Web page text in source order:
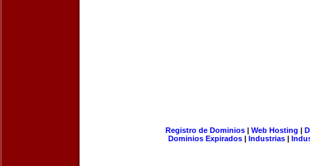
Registro de Dominios| Web Hosting |
Dominios Expirados | Industrias |